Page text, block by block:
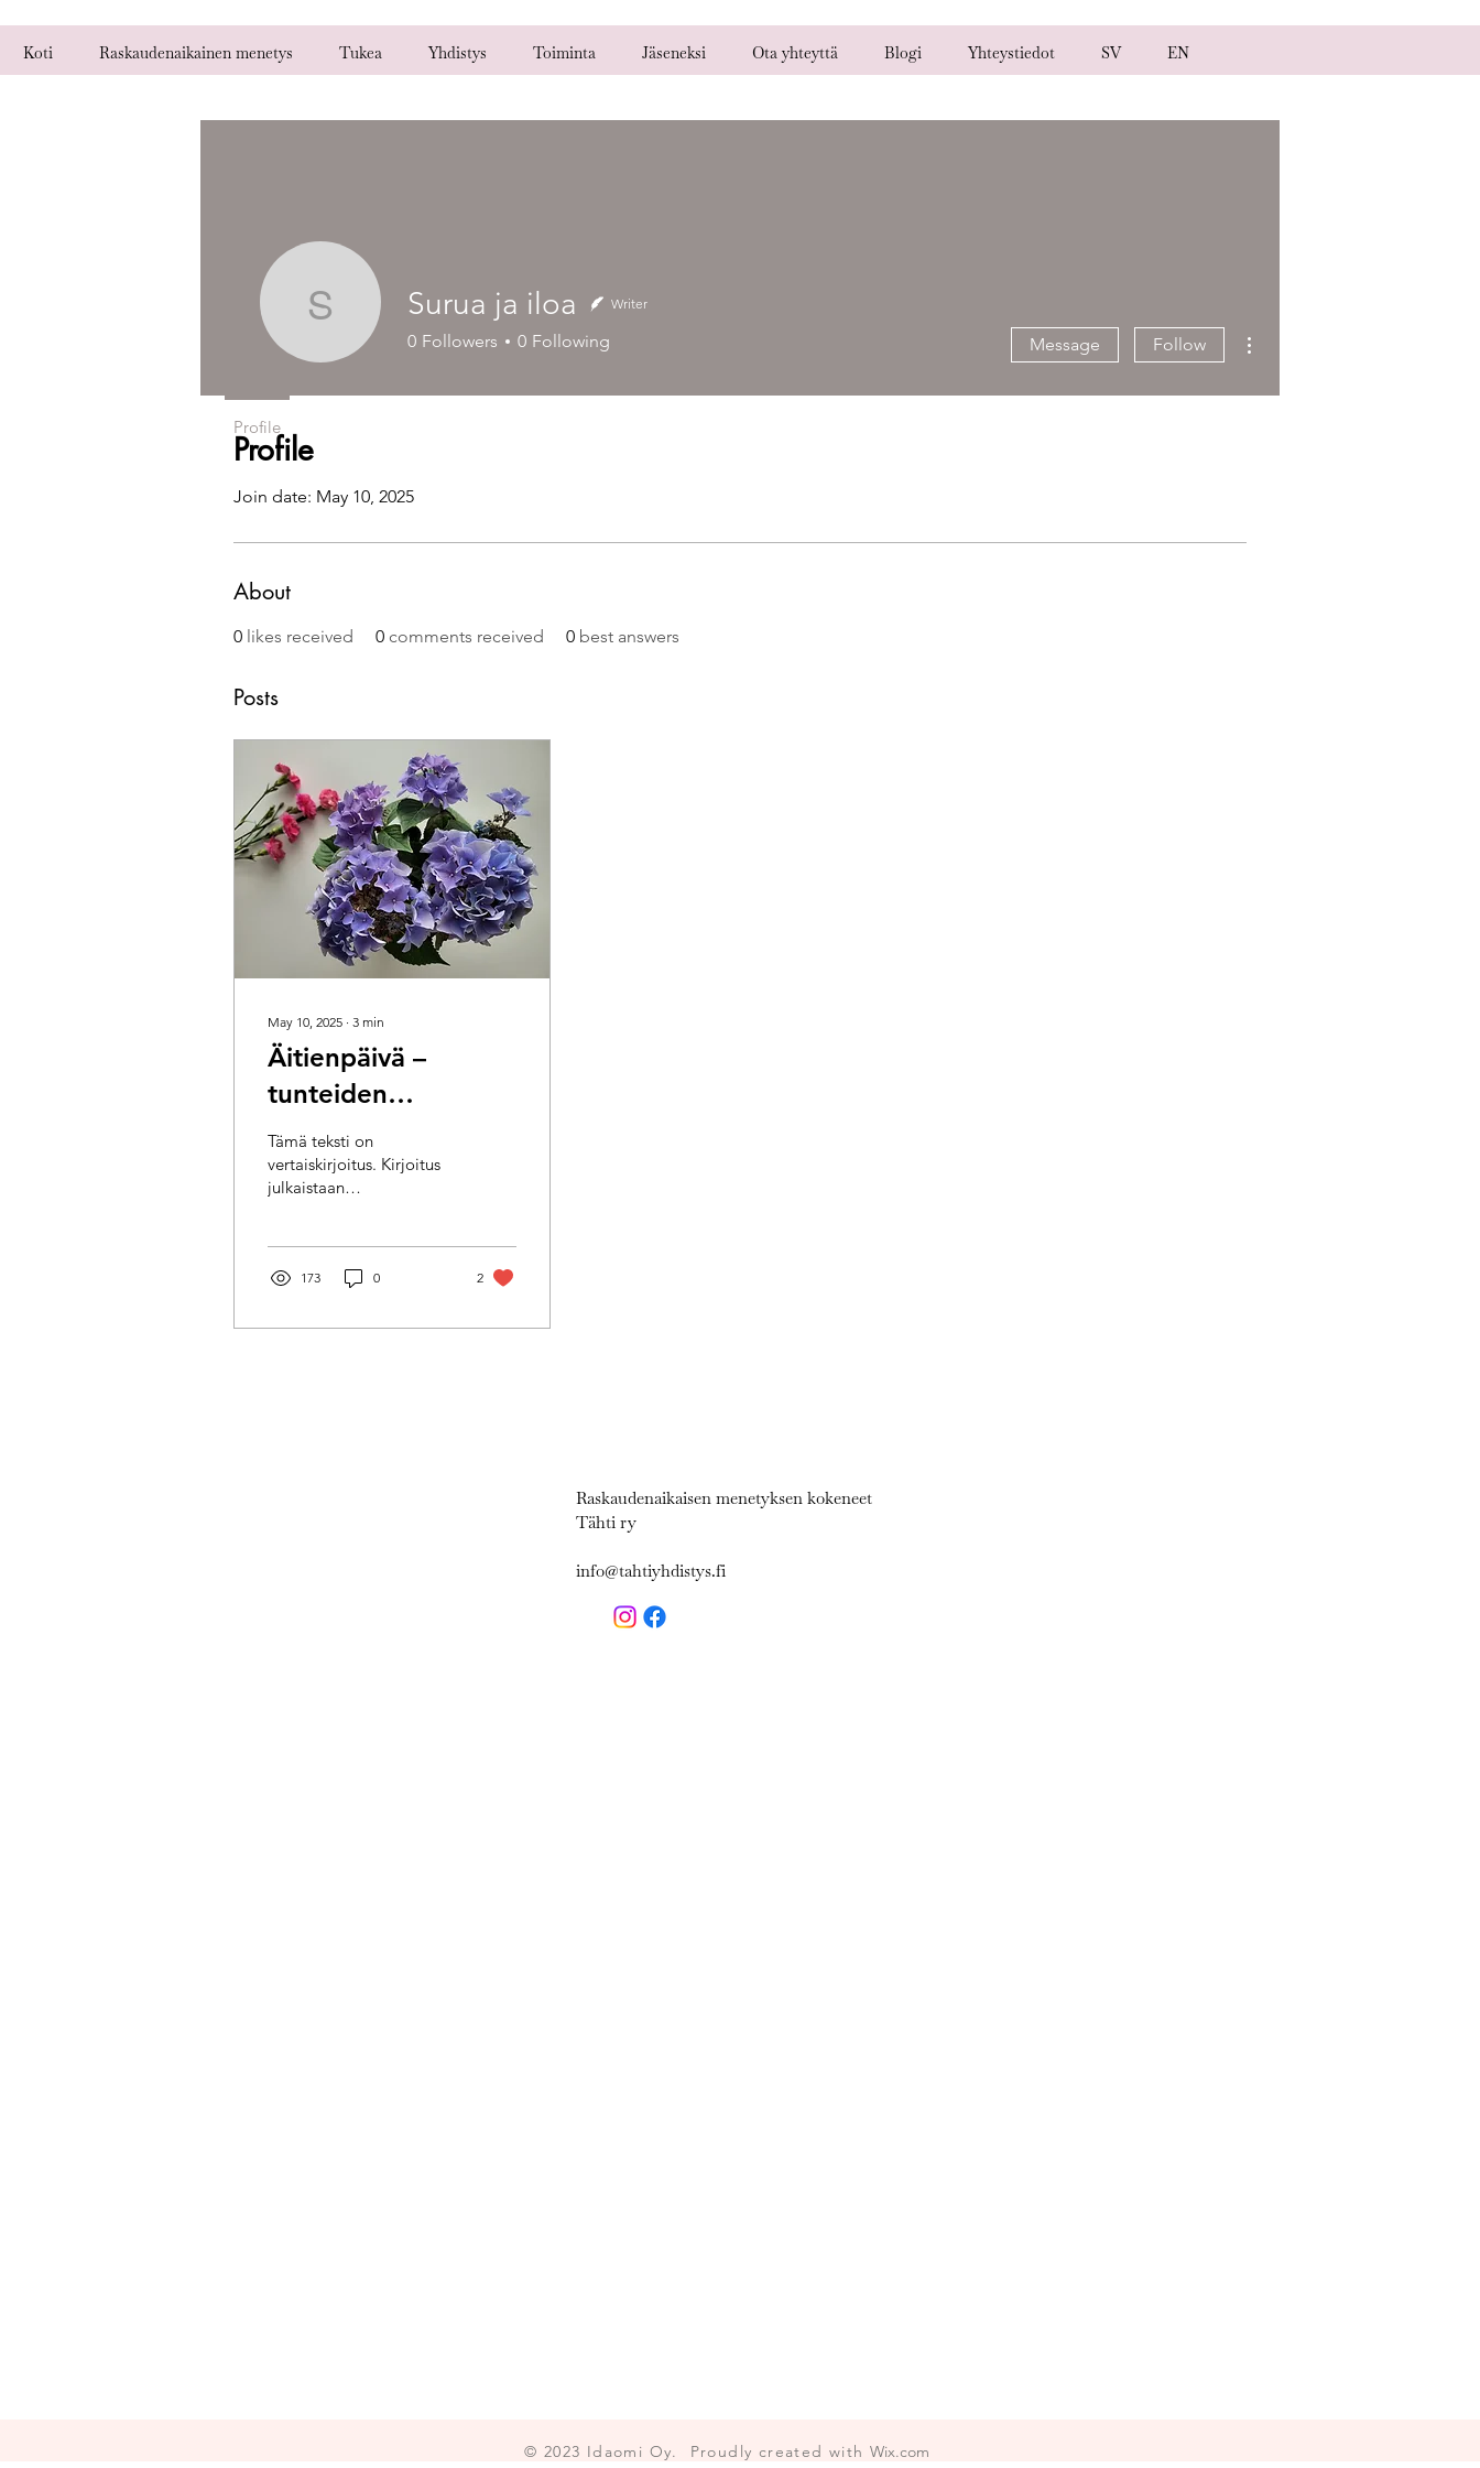
Koti Raskaudenaikainen menetys Tukea Yhdistys Toiminta Jäseneksi Ota yhteyttä Blogi Yhteystiedot SV EN
Profile
Join date: May 10, 2025
About
0 likes received 0 comments received 0 best answers
Posts
May 10, 2025 ∙ 3 min
Äitienpäivä –
tunteiden
vuoristorataa
Tämä teksti on
vertaiskirjoitus. Kirjoitus
julkaistaan
tunteita...
173 0 2
Surua ja iloa
Surua ja iloa Writer
0 Followers 0 Following Message Follow
Profile
Raskaudenaikaisen menetyksen kokeneet
Tähti ry
info@tahtiyhdistys.fi
© 2023 Idaomi Oy. Proudly created withWix.com